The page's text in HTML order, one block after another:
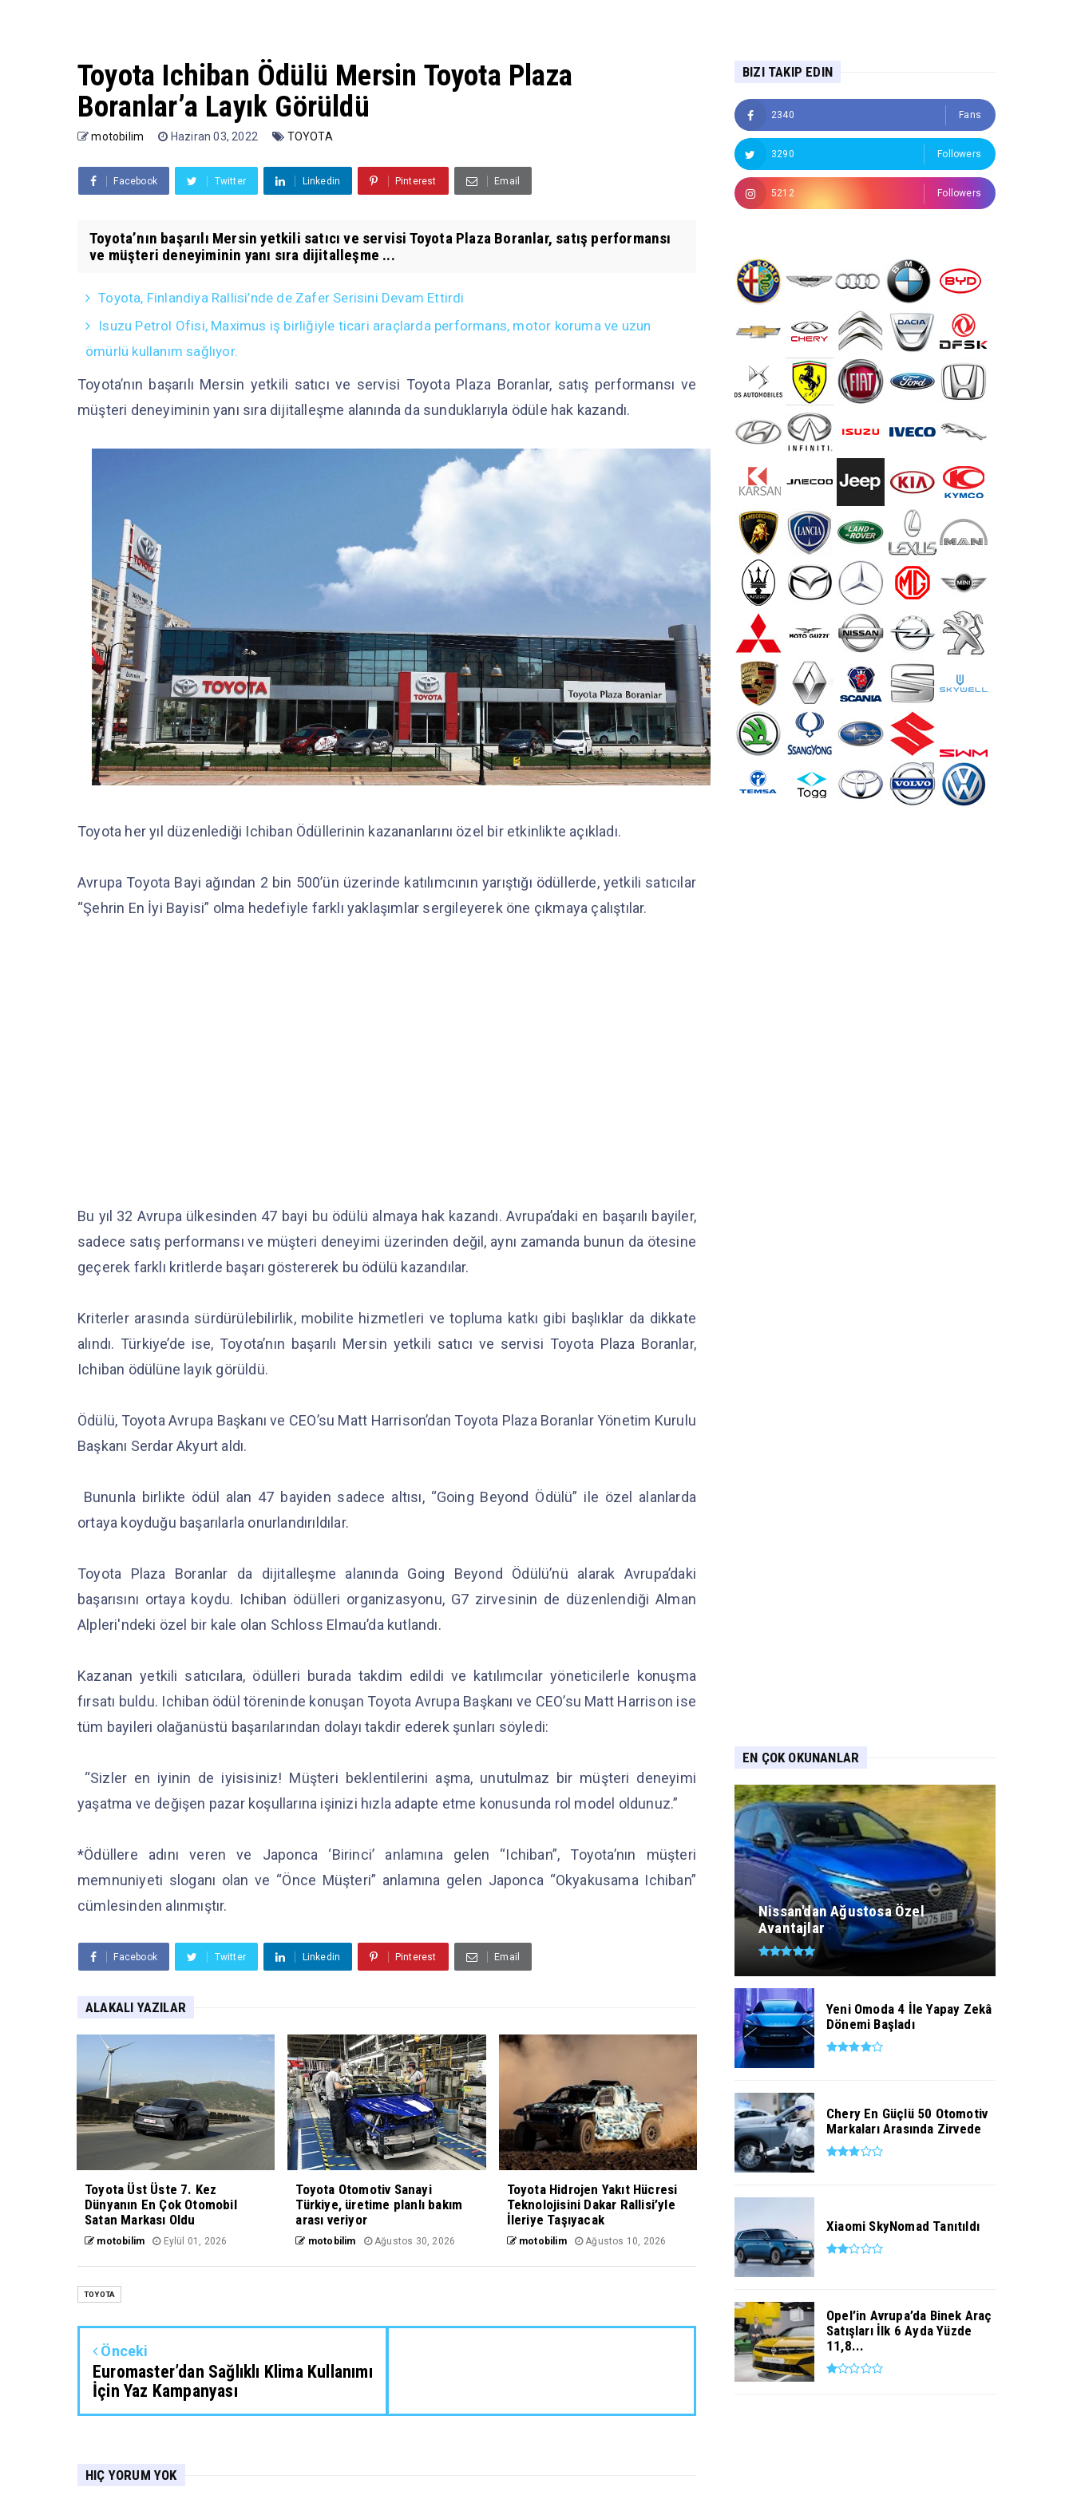
Toyota Ichiban Ödülü Mersin Toyota Plaza
Boranlar’a Layık Görüldü
motobilim Haziran 03, 2022 TOYOTA
Facebook Twitter Linkedin Pinterest Email
Toyota’nın başarılı Mersin yetkili satıcı ve servisi Toyota Plaza Boranlar, satış performansı
ve müşteri deneyiminin yanı sıra dijitalleşme ...
Toyota, Finlandiya Rallisi’nde de Zafer Serisini Devam Ettirdi
Isuzu Petrol Ofisi, Maximus iş birliğiyle ticari araçlarda performans, motor koruma ve uzun
ömürlü kullanım sağlıyor.
Toyota’nın başarılı Mersin yetkili satıcı ve servisi Toyota Plaza Boranlar, satış performansı ve
müşteri deneyiminin yanı sıra dijitalleşme alanında da sunduklarıyla ödüle hak kazandı.
Toyota her yıl düzenlediği Ichiban Ödüllerinin kazananlarını özel bir etkinlikte açıkladı.
Avrupa Toyota Bayi ağından 2 bin 500’ün üzerinde katılımcının yarıştığı ödüllerde, yetkili satıcılar
“Şehrin En İyi Bayisi” olma hedefiyle farklı yaklaşımlar sergileyerek öne çıkmaya çalıştılar.
Bu yıl 32 Avrupa ülkesinden 47 bayi bu ödülü almaya hak kazandı. Avrupa’daki en başarılı bayiler,
sadece satış performansı ve müşteri deneyimi üzerinden değil, aynı zamanda bunun da ötesine
geçerek farklı kritlerde başarı göstererek bu ödülü kazandılar.
Kriterler arasında sürdürülebilirlik, mobilite hizmetleri ve topluma katkı gibi başlıklar da dikkate
alındı. Türkiye’de ise, Toyota’nın başarılı Mersin yetkili satıcı ve servisi Toyota Plaza Boranlar,
Ichiban ödülüne layık görüldü.
Ödülü, Toyota Avrupa Başkanı ve CEO’su Matt Harrison’dan Toyota Plaza Boranlar Yönetim Kurulu
Başkanı Serdar Akyurt aldı.
Bununla birlikte ödül alan 47 bayiden sadece altısı, “Going Beyond Ödülü” ile özel alanlarda
ortaya koyduğu başarılarla onurlandırıldılar.
Toyota Plaza Boranlar da dijitalleşme alanında Going Beyond Ödülü’nü alarak Avrupa’daki
başarısını ortaya koydu. Ichiban ödülleri organizasyonu, G7 zirvesinin de düzenlendiği Alman
Alpleri'ndeki özel bir kale olan Schloss Elmau’da kutlandı.
Kazanan yetkili satıcılara, ödülleri burada takdim edildi ve katılımcılar yöneticilerle konuşma
fırsatı buldu. Ichiban ödül töreninde konuşan Toyota Avrupa Başkanı ve CEO’su Matt Harrison ise
tüm bayileri olağanüstü başarılarından dolayı takdir ederek şunları söyledi:
“Sizler en iyinin de iyisisiniz! Müşteri beklentilerini aşma, unutulmaz bir müşteri deneyimi
yaşatma ve değişen pazar koşullarına işinizi hızla adapte etme konusunda rol model oldunuz.”
*Ödüllere adını veren ve Japonca ‘Birinci’ anlamına gelen “Ichiban”, Toyota’nın müşteri
memnuniyeti sloganı olan ve “Önce Müşteri” anlamına gelen Japonca “Okyakusama Ichiban”
cümlesinden alınmıştır.
Facebook Twitter Linkedin Pinterest Email
ALAKALI YAZILAR
Toyota Üst Üste 7. Kez
Dünyanın En Çok Otomobil
Satan Markası Oldu
motobilim Eylül 01, 2026
Toyota Otomotiv Sanayi
Türkiye, üretime planlı bakım
arası veriyor
motobilim Ağustos 30, 2026
Toyota Hidrojen Yakıt Hücresi
Teknolojisini Dakar Rallisi’yle
İleriye Taşıyacak
motobilim Ağustos 10, 2026
TOYOTA
Önceki
Euromaster’dan Sağlıklı Klima Kullanımı
İçin Yaz Kampanyası
HIÇ YORUM YOK
BIZI TAKIP EDIN
2340 Fans
3290 Followers
5212 Followers
EN ÇOK OKUNANLAR
Nissan'dan Ağustosa Özel
Avantajlar
Yeni Omoda 4 İle Yapay Zekâ
Dönemi Başladı
Chery En Güçlü 50 Otomotiv
Markaları Arasında Zirvede
Xiaomi SkyNomad Tanıtıldı
Opel’in Avrupa’da Binek Araç
Satışları İlk 6 Ayda Yüzde
11,8...